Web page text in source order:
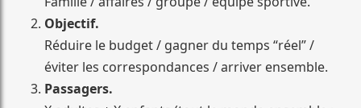
Objectif.
Réduire le budget / gagner du temps “réel” /
éviter les correspondances / arriver ensemble.
Passagers.